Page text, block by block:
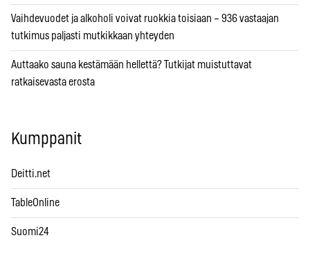
Vaihdevuodet ja alkoholi voivat ruokkia toisiaan – 936 vastaajan
tutkimus paljasti mutkikkaan yhteyden
Auttaako sauna kestämään hellettä? Tutkijat muistuttavat
ratkaisevasta erosta
Kumppanit
Deitti.net
TableOnline
Suomi24